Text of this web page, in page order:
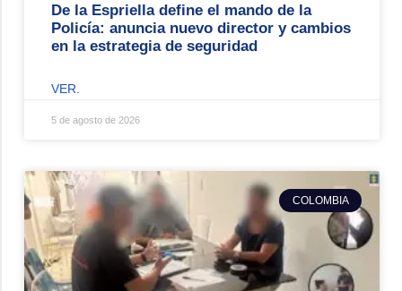
De la Espriella define el mando de la
Policía: anuncia nuevo director y cambios
en la estrategia de seguridad
VER.
5 de agosto de 2026
COLOMBIA